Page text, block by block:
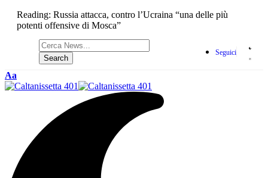
Reading: Russia attacca, contro l’Ucraina “una delle più
potenti offensive di Mosca”
Seguici
Aa